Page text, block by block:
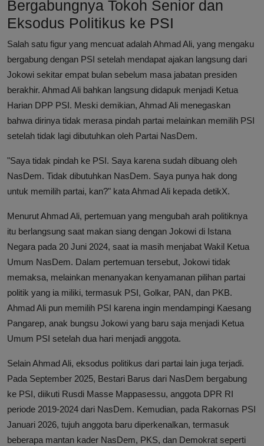
Bergabungnya Tokoh Senior dan
Eksodus Politikus ke PSI
Salah satu figur yang mencuat adalah Ahmad Ali, yang mengaku
bergabung dengan PSI setelah mendapat ajakan langsung dari
Jokowi sekitar empat bulan sebelum masa jabatan presiden
berakhir. Ahmad Ali bahkan langsung didapuk menjadi Ketua
Harian DPP PSI. Meski demikian, Ahmad Ali menegaskan
bahwa dirinya tidak merasa pindah partai melainkan memilih PSI
setelah tidak lagi dibutuhkan oleh Partai NasDem.
"Saya tidak pindah ke PSI. Saya karena sudah dibuang oleh
NasDem. Tidak dibutuhkan NasDem. Saya punya hak dong
untuk memilih partai, kan?" kata Ahmad Ali kepada detikX.
Menurut Ahmad Ali, pertemuan yang mengubah arah politiknya
itu berlangsung saat makan siang dengan Jokowi di Istana
Negara pada 20 Juni 2024, saat ia masih menjabat Wakil Ketua
Umum NasDem. Dalam pertemuan tersebut, Jokowi tidak
memaksa, melainkan menanyakan kenyamanan pilihan partai
politik yang ia miliki, termasuk PSI, Golkar, PAN, dan PKB.
Ahmad Ali pun memilih PSI karena ingin mendampingi Kaesang
Pangarep, anak bungsu Jokowi yang baru saja menjadi Ketua
Umum PSI setelah dua hari menjadi anggota.
Selain Ahmad Ali, eksodus politikus dari partai lain juga terjadi.
Pada September 2025, Bestari Barus dari NasDem bergabung
ke PSI, diikuti Rusdi Masse Mappasessu, anggota DPR RI
periode 2019-2024 dari NasDem. Kemudian, pada Rakornas PSI
Januari 2026, tujuh anggota baru diperkenalkan, termasuk
beberapa mantan kader NasDem, PKS, dan Demokrat seperti